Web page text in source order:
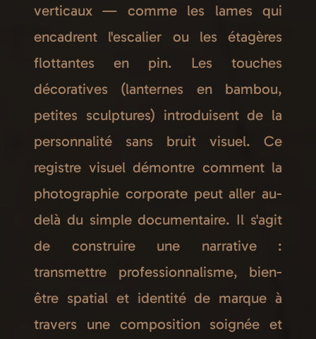
verticaux — comme les lames qui
encadrent l'escalier ou les étagères
flottantes en pin. Les touches
décoratives (lanternes en bambou,
petites sculptures) introduisent de la
personnalité sans bruit visuel. Ce
registre visuel démontre comment la
photographie corporate peut aller au-
delà du simple documentaire. Il s'agit
de construire une narrative :
transmettre professionnalisme, bien-
être spatial et identité de marque à
travers une composition soignée et